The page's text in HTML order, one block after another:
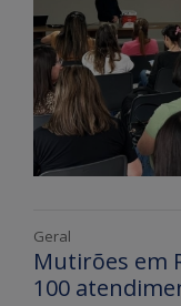
Geral
Mutirões em
100